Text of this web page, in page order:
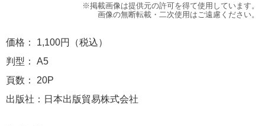
※掲載画像は提供元の許可を得て使用しています。
画像の無断転載・二次使用はご遠慮ください。
価格： 1,100円（税込）
判型： A5
頁数： 20P
出版社：日本出版貿易株式会社